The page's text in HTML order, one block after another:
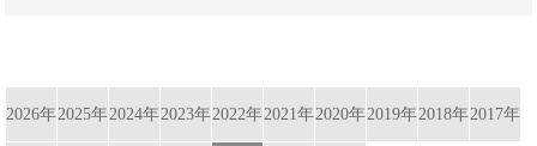
2026年2025年2024年2023年2022年2021年2020年2019年2018年2017年